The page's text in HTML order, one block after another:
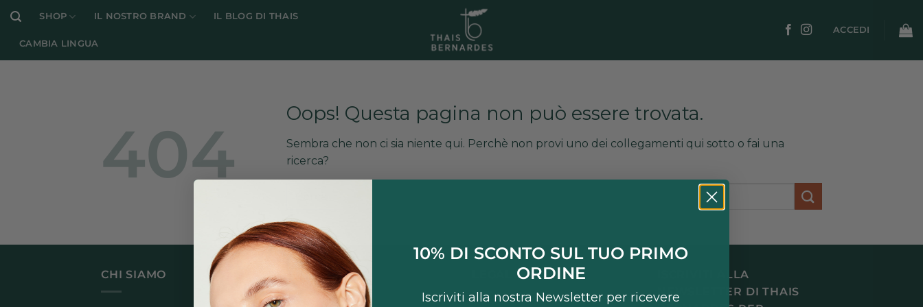
Salta
contenuti
SHOP IL NOSTRO BRAND IL BLOG DI THAIS
CAMBIA LINGUA
ACCEDI
404
Oops! Questa pagina non può essere trovata.
Sembra che non ci sia niente qui. Perchè non provi uno dei collegamenti qui sotto o fai una
ricerca?
CHI SIAMO LINK UTILI
ISCRIVITI ALLA
NEWSLETTER DI THAIS
10% DI SCONTO SUL TUO PRIMO
ORDINE
Iscriviti alla nostra Newsletter per ricevere